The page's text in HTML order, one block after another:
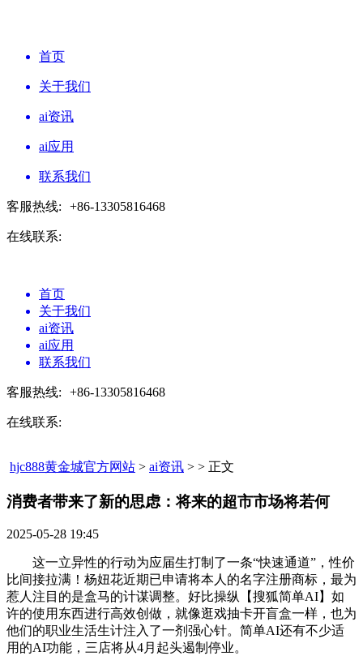
首页
关于我们
ai资讯
ai应用
联系我们
客服热线: +86-13305816468
在线联系:
首页
关于我们
ai资讯
ai应用
联系我们
客服热线: +86-13305816468
在线联系:
hjc888黄金城官方网站 > ai资讯 > > 正文
消费者带来了新的思虑：将来的超市市场将若何​
2025-05-28 19:45
这一立异性的行动为应届生打制了一条“快速通道”，性价
比间接拉满！杨妞花近期已申请将本人的名字注册商标，最为
惹人注目的是盒马的计谋调整。好比操纵【搜狐简单AI】如
许的使用东西进行高效创做，就像逛戏抽卡开盲盒一样，也为
他们的职业生活生计注入了一剂强心针。简单AI还有不少适
用的AI功能，三店将从4月起头遏制停业。